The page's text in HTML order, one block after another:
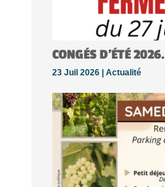
CONGÉS D’ÉTÉ 2026.
23 Juil 2026 | Actualité